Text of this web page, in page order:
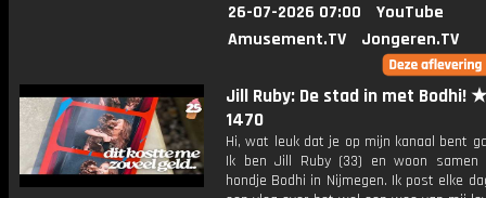
26-07-2026 07:00
YouTube
Amusement.TV
Jongeren.TV
Jill Ruby: De stad in met Bodhi!
1470
Hi, wat leuk dat je op mijn kanaal bent
Ik ben Jill Ruby (33) en woon
hondje Bodhi in Nijmegen. Ik post elke